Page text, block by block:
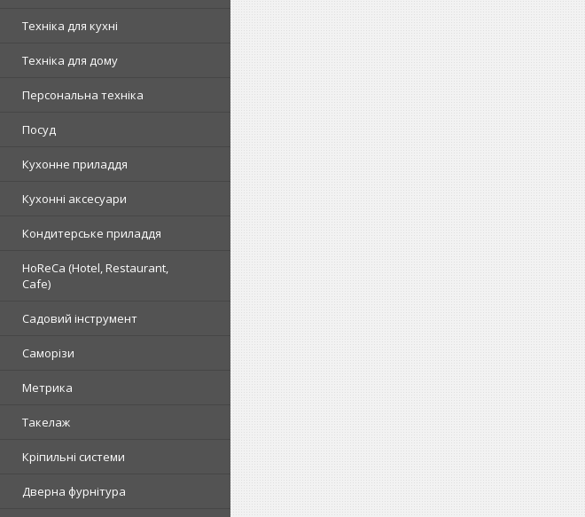
Техніка для кухні
Техніка для дому
Персональна техніка
Посуд
Кухонне приладдя
Кухонні аксесуари
Кондитерське приладдя
HoReCa (Hotel, Restaurant,
Cafe)
Садовий інструмент
Саморізи
Метрика
Такелаж
Кріпильні системи
Дверна фурнітура